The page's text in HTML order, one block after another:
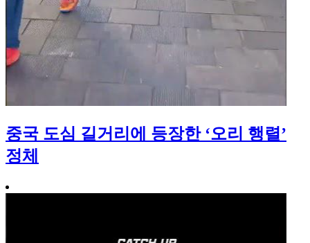
중국 도심 길거리에 등장한 ‘오리 행렬’
정체